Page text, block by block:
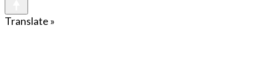
Translate »